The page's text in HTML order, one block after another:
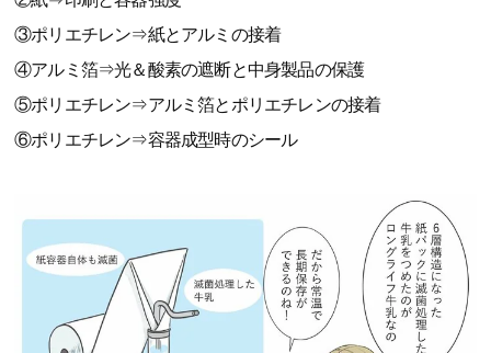
③ポリエチレン⇒紙とアルミの接着
④アルミ箔⇒光＆酸素の遮断と中身製品の保護
⑤ポリエチレン⇒アルミ箔とポリエチレンの接着
⑥ポリエチレン⇒容器成型時のシール